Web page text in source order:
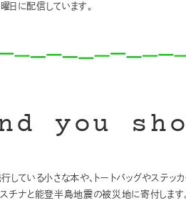
に配信しています。
you
いる小さな本や、トートバッグやステッカ
チナと能登半島地震の被災地に寄付します